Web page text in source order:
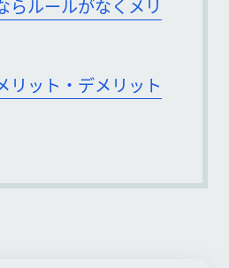
らルールがなくメリ
リット・デメリット